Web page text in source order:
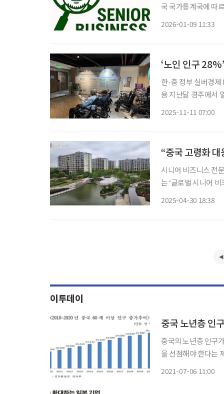
국 국가통계국에 따
2026-01-09 11:33
‘노인 인구
한·중 정부 실버경
용 지난달 경주에서 열린 아시아태평양경제협력체(APEC) 정상회의 기간 중 진행된 이재명
2025-11-11 07:00
“중국 고령화
시니어 비즈니스 전
는 ‘글로벌 시니어
2025-04-30 18:38
이투데이
중국 노년층 인
중국의 노년층 인구
을 선점해야 한다는 제언이 나왔다. 한국무역협회 상
2021-07-06 11:00